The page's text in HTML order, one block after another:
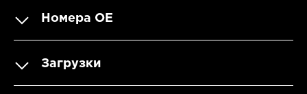
Номера OE
Загрузки